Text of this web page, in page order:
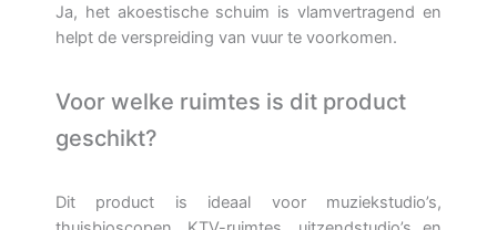
Ja, het akoestische schuim is vlamvertragend en
helpt de verspreiding van vuur te voorkomen.
Voor welke ruimtes is dit product
geschikt?
Dit product is ideaal voor muziekstudio’s,